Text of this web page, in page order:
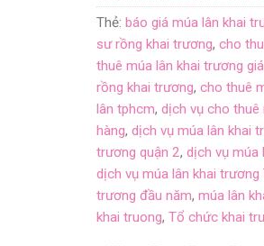
Thẻ: báo giá múa lân khai
sư rồng khai trương, cho
thuê múa lân khai trương
rồng khai trương, cho thuê
lân tphcm, dịch vụ cho thuê
hàng, dịch vụ múa lân khai
trương quận 2, dịch vụ múa
dịch vụ múa lân khai trương
trương đầu năm, múa lân
khai truong, Tổ chức khai